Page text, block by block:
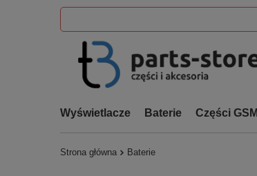
Wyświetlacze Baterie Części GSM
Strona główna Baterie